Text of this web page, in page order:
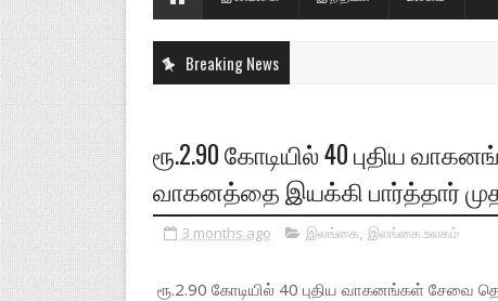
Breaking News
ரூ.2.90 கோடியில் 40 புதிய
வாகனத்தை இயக்கி பார்த்தார்
3 months ago இலங்கை, இலங்கை.உலகம்
ரூ.2.90 கோடியில் 40 புதிய வாகனங்கள் சேவை